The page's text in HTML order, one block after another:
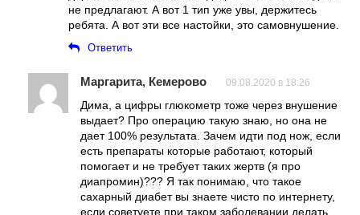
не предлагают. А вот 1 тип уже увы, держитесь
ребята. А вот эти все настойки, это самовнушение.
Ответить
Маргарита, Кемерово 09.08.2020 в 18:26
Дима, а цифры глюкометр тоже через внушение
выдает? Про операцию такую знаю, но она не
дает 100% результата. Зачем идти под нож, если
есть препараты которые работают, который
помогает и не требует таких жертв (я про
диапромин)??? Я так понимаю, что такое
сахарный диабет вы знаете чисто по интернету,
если советуете при таком заболевании делать